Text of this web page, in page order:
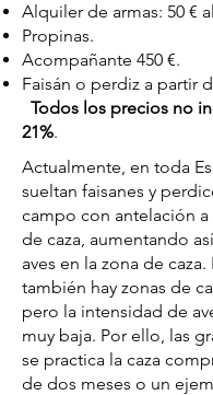
Alquiler de armas: 50 €
Propinas.
Acompañante 450 €.
Faisán o perdiz a partir
Todos los precios no
21%.
Actualmente, en toda
sueltan faisanes y
campo con antelación
de caza, aumentando
aves en la zona de
también hay zonas de
pero la intensidad de
muy baja. Por ello, las
se practica la caza
de dos meses o un